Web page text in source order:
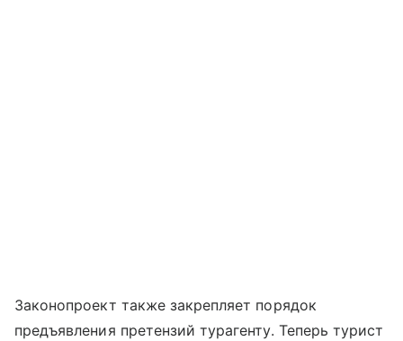
Законопроект также закрепляет порядок
предъявления претензий турагенту. Теперь турист